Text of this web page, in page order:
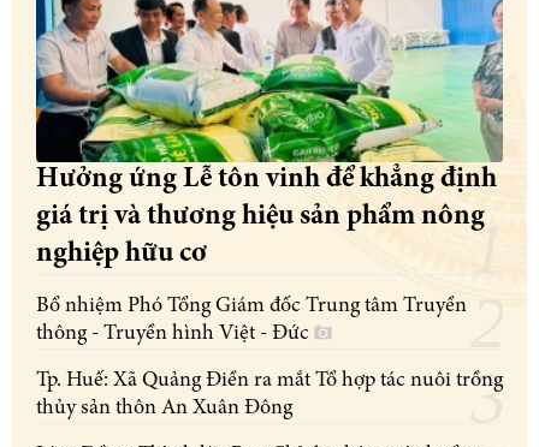
Hưởng ứng Lễ tôn vinh để khẳng định
giá trị và thương hiệu sản phẩm nông
nghiệp hữu cơ
Bổ nhiệm Phó Tổng Giám đốc Trung tâm Truyền
thông - Truyền hình Việt - Đức
Tp. Huế: Xã Quảng Điền ra mắt Tổ hợp tác nuôi trồng
thủy sản thôn An Xuân Đông